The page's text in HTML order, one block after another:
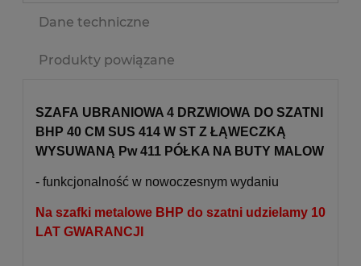
Dane techniczne
Produkty powiązane
SZAFA UBRANIOWA 4 DRZWIOWA DO SZATNI
BHP 40 CM SUS 414 W ST Z ŁĄWECZKĄ
WYSUWANĄ Pw 411 PÓŁKA NA BUTY MALOW
- funkcjonalność w nowoczesnym wydaniu
Na szafki metalowe BHP do szatni udzielamy 10
LAT GWARANCJI